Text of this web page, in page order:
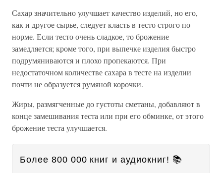
Сахар значительно улучшает качество изделий, но его,
как и другое сырье, следует класть в тесто строго по
норме. Если тесто очень сладкое, то брожение
замедляется; кроме того, при выпечке изделия быстро
подрумяниваются и плохо пропекаются. При
недостаточном количестве сахара в тесте на изделии
почти не образуется румяной корочки.
Жиры, размягченные до густоты сметаны, добавляют в
конце замешивания теста или при его обминке, от этого
брожение теста улучшается.
Более 800 000 книг и аудиокниг! 📚